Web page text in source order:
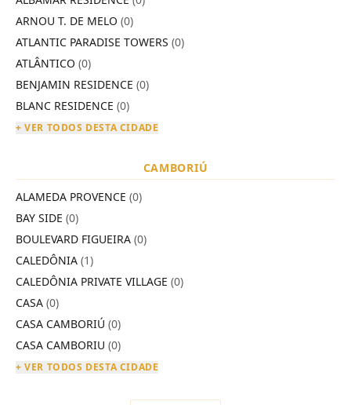
ARNOU T. DE MELO (0)
ATLANTIC PARADISE TOWERS (0)
ATLÂNTICO (0)
BENJAMIN RESIDENCE (0)
BLANC RESIDENCE (0)
+ VER TODOS DESTA CIDADE
CAMBORIÚ
ALAMEDA PROVENCE (0)
BAY SIDE (0)
BOULEVARD FIGUEIRA (0)
CALEDÔNIA (1)
CALEDÔNIA PRIVATE VILLAGE (0)
CASA (0)
CASA CAMBORIÚ (0)
CASA CAMBORIU (0)
+ VER TODOS DESTA CIDADE